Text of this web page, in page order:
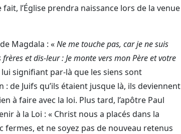
fait, l’Église prendra naissance lors de la venue
Magdala : «Ne me touche pas, car je ne suis
et dis-leur : Je monte vers mon Père et votre
lui signifiant par-là que les siens sont
Juifs qu’ils étaient jusque là, ils deviennent
à faire avec la loi. Plus tard, l’apôtre Paul
à la Loi : « Christ nous a placés dans la
et ne soyez pas de nouveau retenus